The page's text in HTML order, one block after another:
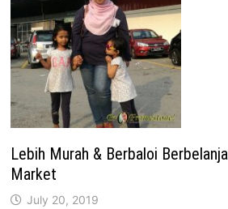
Lebih Murah & Berbaloi
Market
July 20, 2019